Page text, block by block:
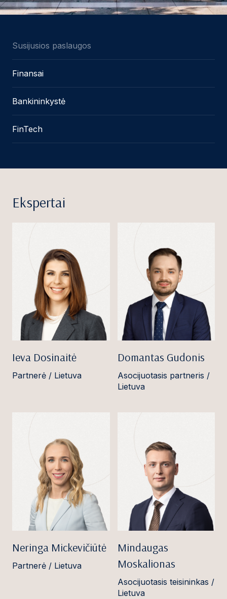
Susijusios paslaugos
Finansai
Bankininkystė
FinTech
Ekspertai
Ieva Dosinaitė
Partnerė / Lietuva
Domantas Gudonis
Asocijuotasis partneris /
Lietuva
Neringa Mickevičiūtė
Partnerė / Lietuva
Mindaugas
Moskalionas
Asocijuotasis teisininkas /
Lietuva